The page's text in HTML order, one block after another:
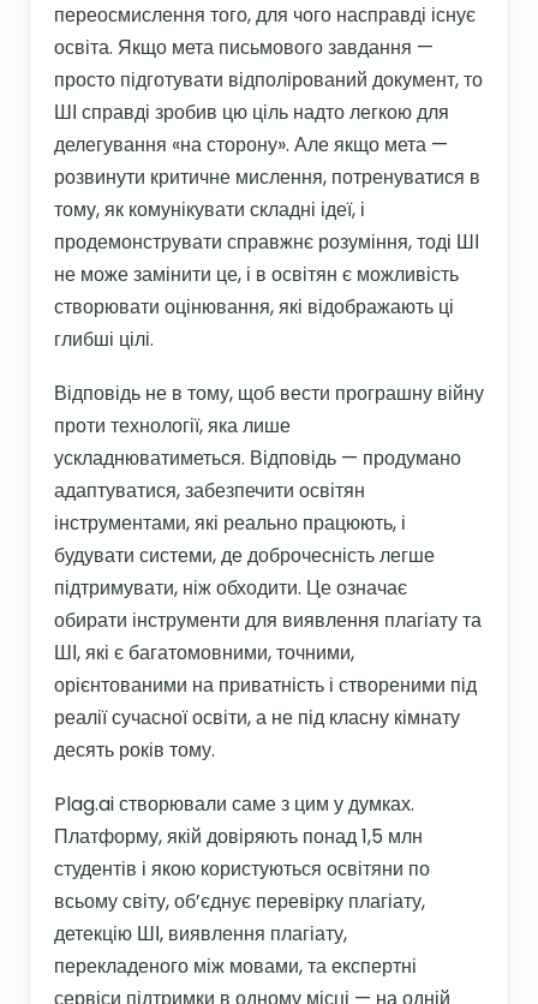
переосмислення того, для чого насправді існує
освіта. Якщо мета письмового завдання —
просто підготувати відполірований документ, то
ШІ справді зробив цю ціль надто легкою для
делегування «на сторону». Але якщо мета —
розвинути критичне мислення, потренуватися в
тому, як комунікувати складні ідеї, і
продемонструвати справжнє розуміння, тоді ШІ
не може замінити це, і в освітян є можливість
створювати оцінювання, які відображають ці
глибші цілі.
Відповідь не в тому, щоб вести програшну війну
проти технології, яка лише
ускладнюватиметься. Відповідь — продумано
адаптуватися, забезпечити освітян
інструментами, які реально працюють, і
будувати системи, де доброчесність легше
підтримувати, ніж обходити. Це означає
обирати інструменти для виявлення плагіату та
ШІ, які є багатомовними, точними,
орієнтованими на приватність і створеними під
реалії сучасної освіти, а не під класну кімнату
десять років тому.
Plag.ai створювали саме з цим у думках.
Платформу, якій довіряють понад 1,5 млн
студентів і якою користуються освітяни по
всьому світу, об’єднує перевірку плагіату,
детекцію ШІ, виявлення плагіату,
перекладеного між мовами, та експертні